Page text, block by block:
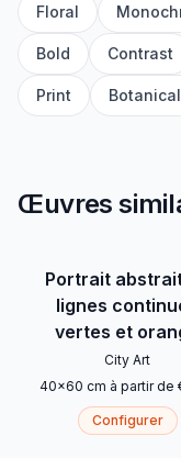
Floral
Bold Contrast
Print Botanical
Œuvres
Portrait
lignes
vertes et
City Art
40x60 cm à partir de
Configurer